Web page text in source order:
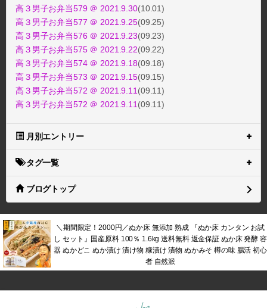
高３男子お弁当579 ＠ 2021.9.30(10.01)
高３男子お弁当577 ＠ 2021.9.25(09.25)
高３男子お弁当576 ＠ 2021.9.23(09.23)
高３男子お弁当575 ＠ 2021.9.22(09.22)
高３男子お弁当574 ＠ 2021.9.18(09.18)
高３男子お弁当573 ＠ 2021.9.15(09.15)
高３男子お弁当572 ＠ 2021.9.11 (09.11)
高３男子お弁当572 ＠ 2021.9.11 (09.11)
月別エントリー
タグ一覧
ブログトップ
＼期間限定！2000円／ぬか床 無添加 熟成 『ぬか床 カンタン お試
し セット』国産原料 100％ 1.6kg 送料無料 返金保証 ぬか床 発酵 容
器 ぬかどこ ぬか漬け 漬け物 糠漬け 漬物 ぬかみそ 樽の味 腸活 初心
者 自然派